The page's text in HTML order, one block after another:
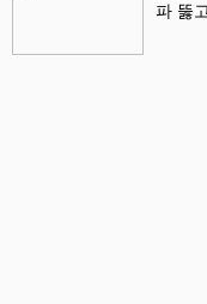
파 뚫